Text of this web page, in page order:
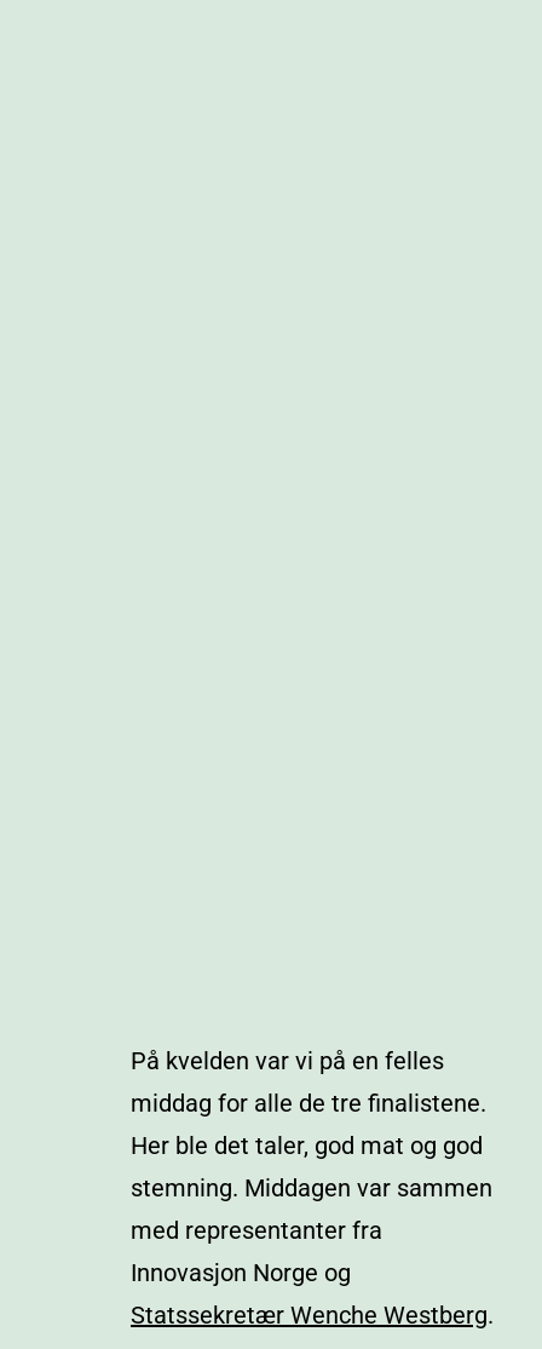
På kvelden var vi på en felles
middag for alle de tre finalistene.
Her ble det taler, god mat og god
stemning. Middagen var sammen
med representanter fra
Innovasjon Norge og
Statssekretær Wenche Westberg.